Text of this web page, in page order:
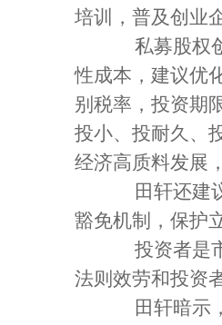
培训，普及创业
私募股权创
性成本，建议优
别税率，投资期
投小、投耐久、
经济高质料发展
田轩还建议
豁免机制，保护
投资者是市
法则效劳和投资
田轩暗示，